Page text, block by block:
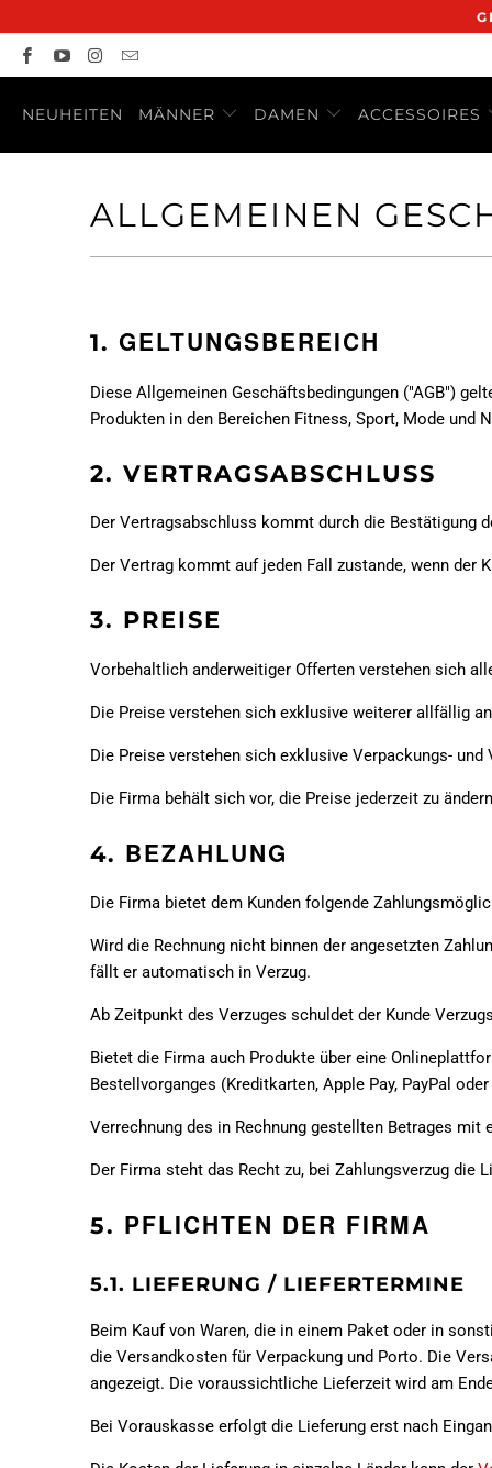
NEUHEITEN MÄNNER DAMEN ACCESSOIRES
ALLGEMEINEN
1. GELTUNGSBEREICH
Diese Allgemeinen Geschäftsbedingungen ("AGB")
Produkten in den Bereichen Fitness, Sport, Mode und
2. VERTRAGSABSCHLUSS
Der Vertragsabschluss kommt durch die Bestätigung
Der Vertrag kommt auf jeden Fall zustande, wenn der
3. PREISE
Vorbehaltlich anderweitiger Offerten verstehen sich
Die Preise verstehen sich exklusive weiterer allfällig
Die Preise verstehen sich exklusive Verpackungs- und
Die Firma behält sich vor, die Preise jederzeit zu
4. BEZAHLUNG
Die Firma bietet dem Kunden folgende
Wird die Rechnung nicht binnen der angesetzten
fällt er automatisch in Verzug.
Ab Zeitpunkt des Verzuges schuldet der Kunde
Bietet die Firma auch Produkte über eine
Bestellvorganges (Kreditkarten, Apple Pay, PayPal
Verrechnung des in Rechnung gestellten Betrages
Der Firma steht das Recht zu, bei Zahlungsverzug die
5. PFLICHTEN DER FIRMA
5.1. LIEFERUNG / LIEFERTERMINE
Beim Kauf von Waren, die in einem Paket oder in
die Versandkosten für Verpackung und Porto. Die
angezeigt. Die voraussichtliche Lieferzeit wird am
Bei Vorauskasse erfolgt die Lieferung erst nach